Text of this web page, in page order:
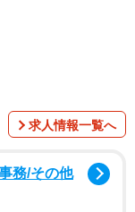
る全国の男女772
た。
求人情報一覧へ
務/その他